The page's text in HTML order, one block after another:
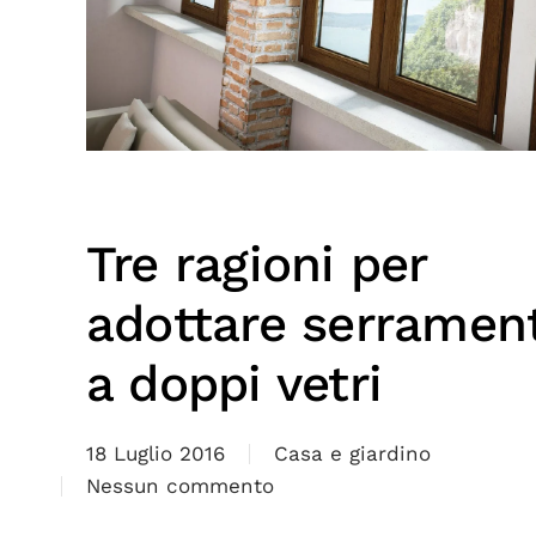
Tre ragioni per
adottare
a doppi vetri
18 Luglio 2016
Casa e giardino
Nessun commento
su